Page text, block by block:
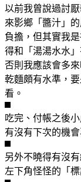
以前我曾說過討
來影鄉「醬汁」
負擔，但其實我
得和「湯湯水水
否則我應該會多
乾麵頗有水準，
看。
吃完、付帳之後
有沒有下次的機會
另外不曉得有沒
左下角怪怪的「標